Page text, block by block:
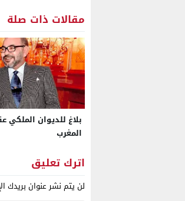
مقالات ذات صلة
بلاغ للديوان الملكي
المغرب
اترك تعليق
لن يتم نشر عنوان بريدك